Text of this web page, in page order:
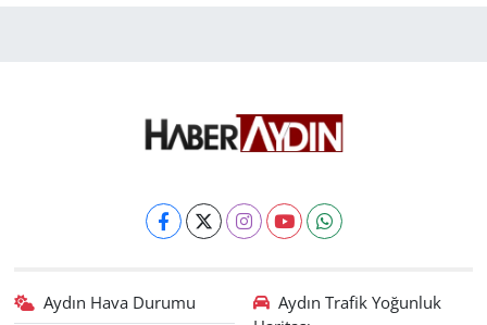
Aydın Hava Durumu
Aydın Trafik Yoğunluk